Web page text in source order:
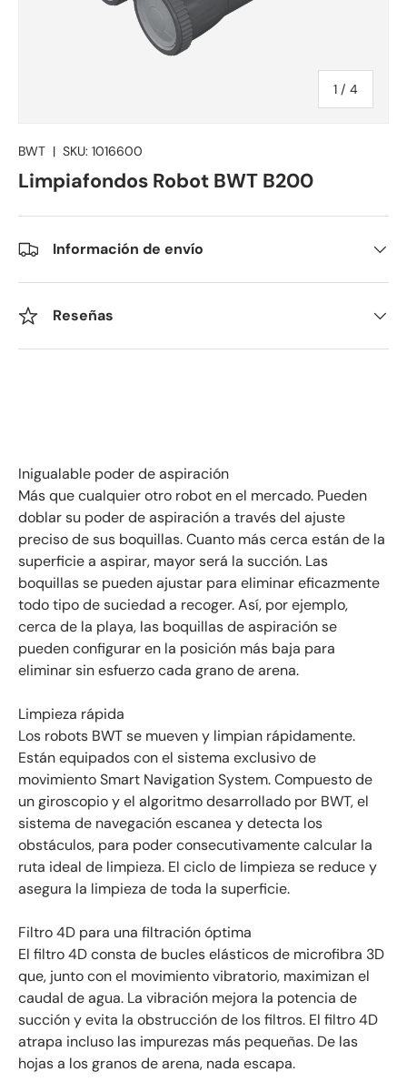
1 / de
4
BWT | SKU: 1016600
Limpiafondos Robot BWT B200
Información de envío
Reseñas
Inigualable poder de aspiración
Más que cualquier otro robot en el mercado. Pueden
doblar su poder de aspiración a través del ajuste
preciso de sus boquillas. Cuanto más cerca están de la
superficie a aspirar, mayor será la succión. Las
boquillas se pueden ajustar para eliminar eficazmente
todo tipo de suciedad a recoger. Así, por ejemplo,
cerca de la playa, las boquillas de aspiración se
pueden configurar en la posición más baja para
eliminar sin esfuerzo cada grano de arena.
Limpieza rápida
Los robots BWT se mueven y limpian rápidamente.
Están equipados con el sistema exclusivo de
movimiento Smart Navigation System. Compuesto de
un giroscopio y el algoritmo desarrollado por BWT, el
sistema de navegación escanea y detecta los
obstáculos, para poder consecutivamente calcular la
ruta ideal de limpieza. El ciclo de limpieza se reduce y
asegura la limpieza de toda la superficie.
Filtro 4D para una filtración óptima
El filtro 4D consta de bucles elásticos de microfibra 3D
que, junto con el movimiento vibratorio, maximizan el
caudal de agua. La vibración mejora la potencia de
succión y evita la obstrucción de los filtros. El filtro 4D
atrapa incluso las impurezas más pequeñas. De las
hojas a los granos de arena, nada escapa.